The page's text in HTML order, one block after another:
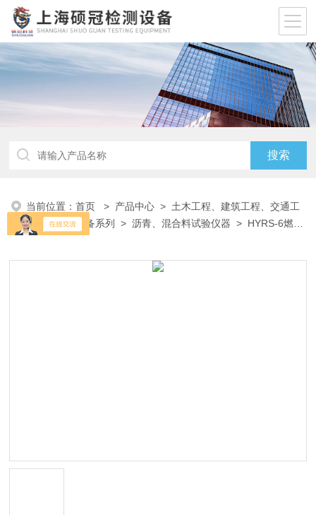
当前位置：首页 > 产品中心 > 土木工程、建筑工程、交通工
程试验仪器设备系列
>沥青、混合料试验仪器 > HYRS-6燃烧